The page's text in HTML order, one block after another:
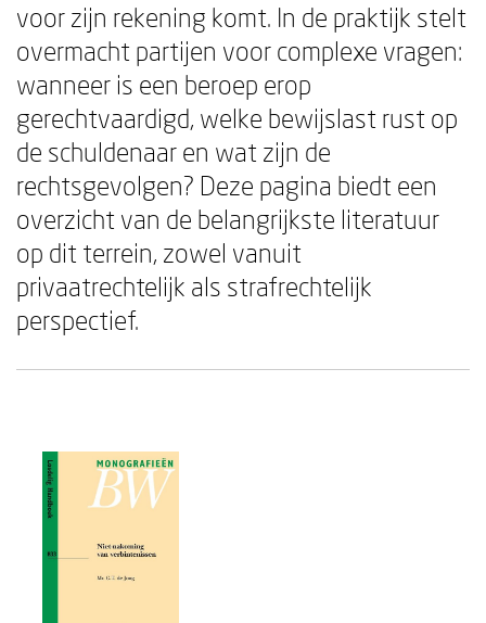
voor zijn rekening komt. In de praktijk stelt
overmacht partijen voor complexe vragen:
wanneer is een beroep erop
gerechtvaardigd, welke bewijslast rust op
de schuldenaar en wat zijn de
rechtsgevolgen? Deze pagina biedt een
overzicht van de belangrijkste literatuur
op dit terrein, zowel vanuit
privaatrechtelijk als strafrechtelijk
perspectief.